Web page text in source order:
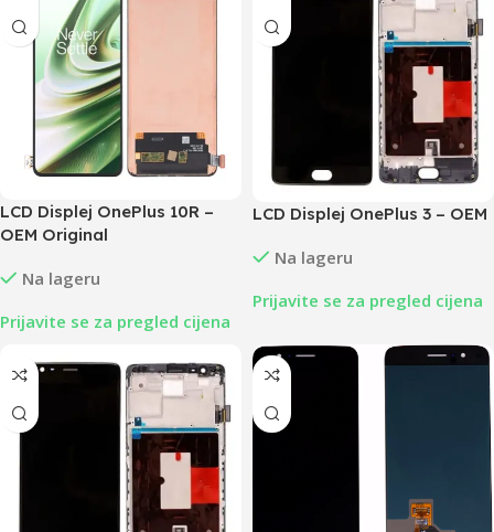
LCD Displej OnePlus 10R –
OEM Original
Na lageru
Prijavite se za pregled cijena
LCD Displej OnePlus 3 – OEM
Na lageru
Prijavite se za pregled cijena